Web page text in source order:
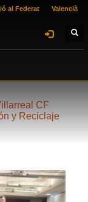
al Federat Valencià
CF
y Reciclaje